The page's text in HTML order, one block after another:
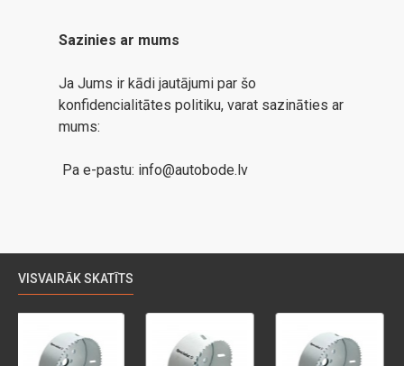
Sazinies ar mums
Ja Jums ir kādi jautājumi par šo
konfidencialitātes politiku, varat sazināties ar
mums:
Pa e-pastu: info@autobode.lv
VISVAIRĀK SKATĪTS